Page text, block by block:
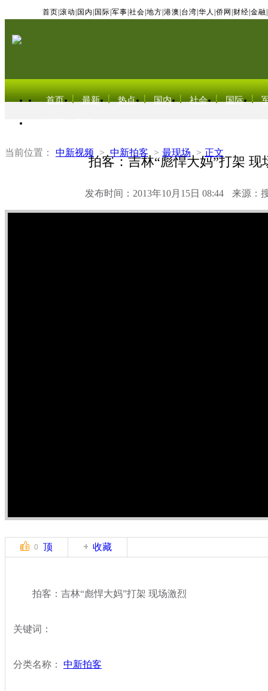
首页 滚动 国内 国际 军事 社会 地方 港澳 台湾 华人 侨网 财经 金融
首页 最新 热点 国内 社会 国际
当前位置： 中新视频 > 中新拍客 > 最现场 > 正文
拍客：吉林“彪悍大妈”打架 现
发布时间：2013年10月15日 08:44 来源：
0 顶 收藏
拍客：吉林“彪悍大妈”打架 现场激烈
关键词：
分类名称： 中新拍客